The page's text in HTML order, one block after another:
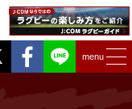
Twitter
Facebook
menu